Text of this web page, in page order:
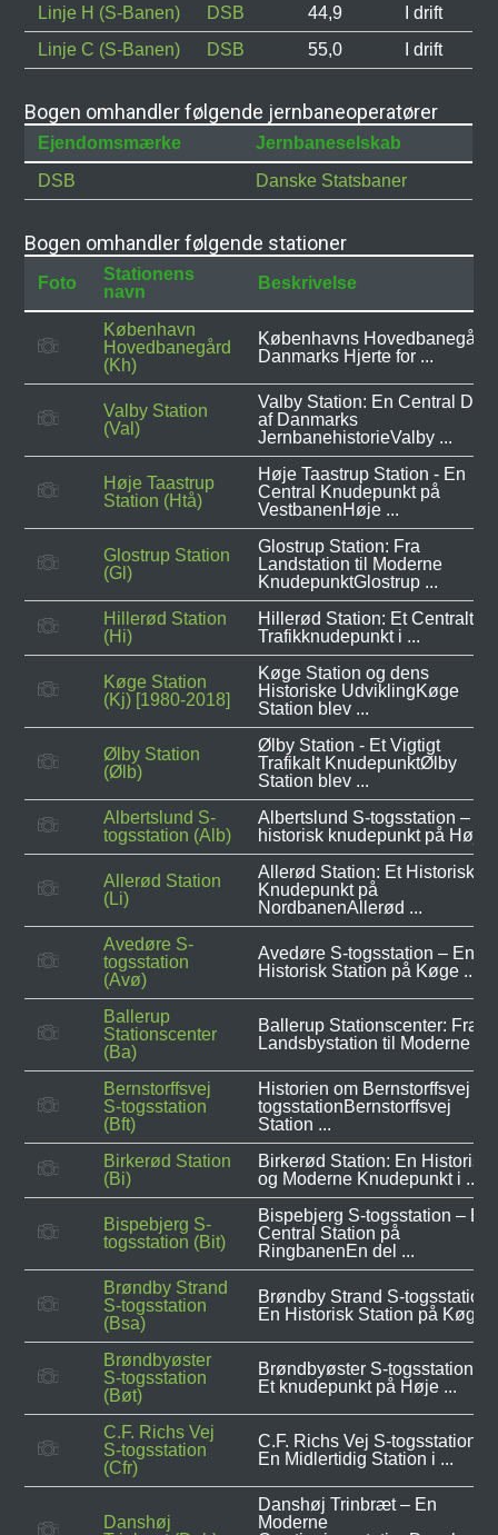
Linje H (S-Banen) DSB 44,9
I drift
Linje C (S-Banen)
DSB 55,0 I drift
Bogen omhandler følgende jernbaneoperatører
Ejendomsmærke
Jernbaneselskab
DSB
Danske Statsbaner
Bogen omhandler følgende stationer
Foto
Stationens
navn
Beskrivelse
København
Hovedbanegård
(Kh)
Københavns Hovedbanegård
Danmarks Hjerte for ...
Valby Station
(Val)
Valby Station: En Central Del
af Danmarks
JernbanehistorieValby ...
Høje Taastrup
Station (Htå)
Høje Taastrup Station - En
Central Knudepunkt på
VestbanenHøje ...
Glostrup Station
(Gl)
Glostrup Station: Fra
Landstation til Moderne
KnudepunktGlostrup ...
Hillerød Station
(Hi)
Hillerød Station: Et Centralt
Trafikknudepunkt i ...
Køge Station
(Kj) [1980-2018]
Køge Station og dens
Historiske UdviklingKøge
Station blev ...
Ølby Station
(Ølb)
Ølby Station - Et Vigtigt
Trafikalt KnudepunktØlby
Station blev ...
Albertslund S-
togsstation (Alb)
Albertslund S-togsstation – Et
historisk knudepunkt på Høje
Allerød Station
(Li)
Allerød Station: Et Historisk
Knudepunkt på
NordbanenAllerød ...
Avedøre S-
togsstation
(Avø)
Avedøre S-togsstation – En
Historisk Station på Køge ...
Ballerup
Stationscenter
(Ba)
Ballerup Stationscenter: Fra
Landsbystation til Moderne ...
Bernstorffsvej
S-togsstation
(Bft)
Historien om Bernstorffsvej S-
togsstationBernstorffsvej
Station ...
Birkerød Station
(Bi)
Birkerød Station: En Historisk
og Moderne Knudepunkt i ...
Bispebjerg S-
togsstation (Bit)
Bispebjerg S-togsstation – En
Central Station på
RingbanenEn del ...
Brøndby Strand
S-togsstation
(Bsa)
Brøndby Strand S-togsstation
En Historisk Station på Køge
Brøndbyøster
S-togsstation
(Bøt)
Brøndbyøster S-togsstation –
Et knudepunkt på Høje ...
C.F. Richs Vej
S-togsstation
(Cfr)
C.F. Richs Vej S-togsstation:
En Midlertidig Station i ...
Danshøj
Danshøj Trinbræt – En
Moderne